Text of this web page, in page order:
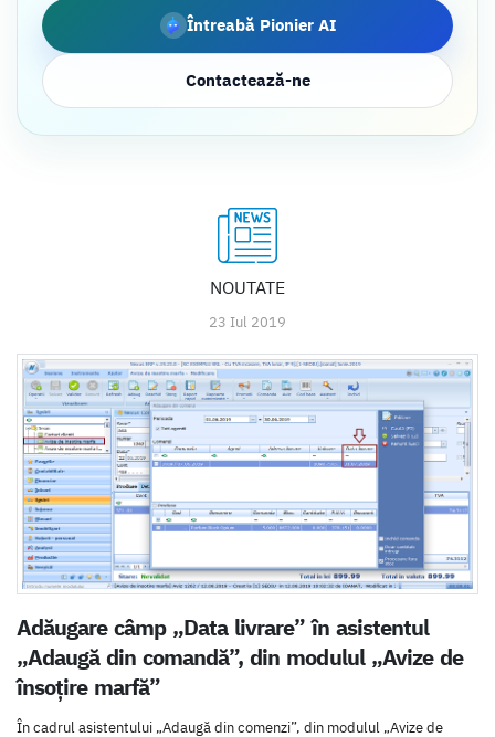
Întreabă Pionier AI
Contactează-ne
NOUTATE
23 Iul 2019
Adăugare câmp „Data livrare” în asistentul
„Adaugă din comandă”, din modulul „Avize de
însoțire marfă”
În cadrul asistentului „Adaugă din comenzi”, din modulul „Avize de